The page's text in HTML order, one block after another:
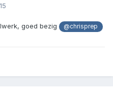
goed bezig @chrisprep